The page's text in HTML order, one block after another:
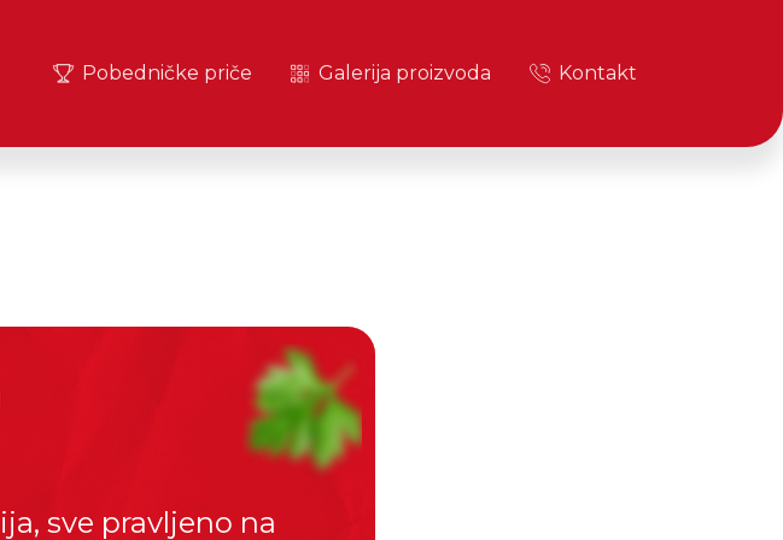
Pobedničke priče Galerija proizvoda Kontakt
sve pravljeno na